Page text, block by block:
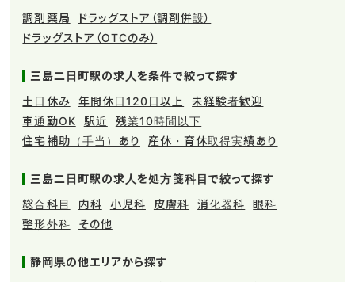
調剤薬局
ドラッグストア（調剤併設）
ドラッグストア（OTCのみ）
三島二日町駅の求人を条件で絞って探す
土日休み
年間休日120日以上
未経験者歓迎
車通勤OK
駅近
残業10時間以下
住宅補助（手当）あり
産休・育休取得実績あり
三島二日町駅の求人を処方箋科目で絞って探す
総合科目
内科 小児科 皮膚科 消化器科
眼科
整形外科
その他
静岡県の他エリアから探す